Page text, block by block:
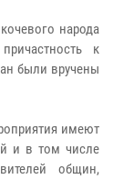
народа
к
были вручены
имеют
и в том числе
общин,